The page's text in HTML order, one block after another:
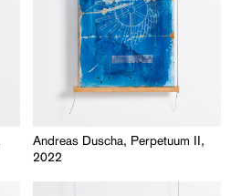
Andreas Duscha, Perpetuum II,
2022